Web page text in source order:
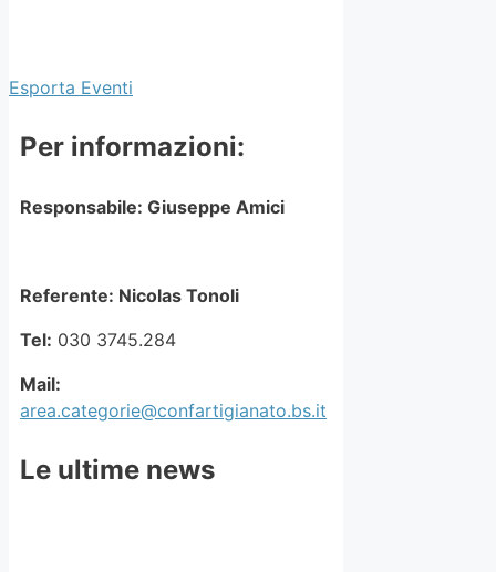
Esporta Eventi
Per informazioni:
Responsabile: Giuseppe Amici
Referente: Nicolas Tonoli
Tel: 030 3745.284
Mail:
area.categorie@confartigianato.bs.it
Le ultime news